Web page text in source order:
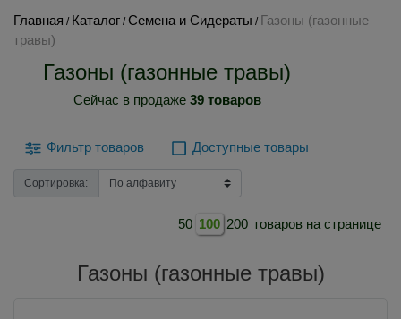
Главная / Каталог /Семена и Сидераты / Газоны (газонные
травы)
Газоны (газонные травы)
Сейчас в продаже 39 товаров
Фильтр товаров Доступные товары
Сортировка:
50 100 200 товаров на странице
Газоны (газонные травы)